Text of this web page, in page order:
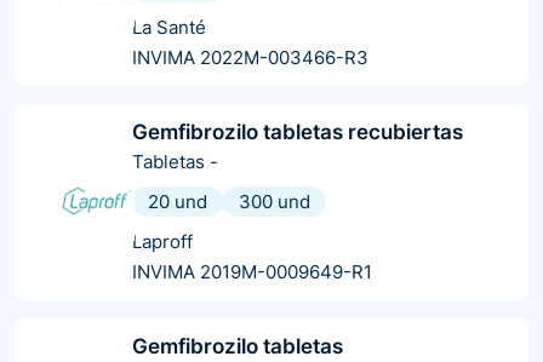
La Santé
INVIMA 2022M-003466-R3
Gemfibrozilo tabletas recubiertas
Tabletas -
20 und
300 und
Laproff
INVIMA 2019M-0009649-R1
Gemfibrozilo tabletas